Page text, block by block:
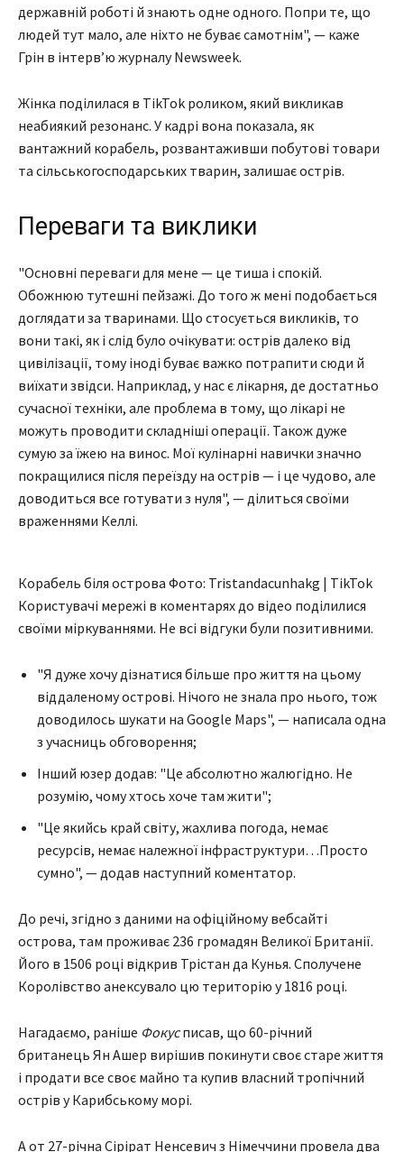
державній роботі й знають одне одного. Попри те, що
людей тут мало, але ніхто не буває самотнім", — каже
Грін в інтерв’ю журналу Newsweek.
Жінка поділилася в TikTok роликом, який викликав
неабиякий резонанс. У кадрі вона показала, як
вантажний корабель, розвантаживши побутові товари
та сільськогосподарських тварин, залишає острів.
Переваги та виклики
"Основні переваги для мене — це тиша і спокій.
Обожнюю тутешні пейзажі. До того ж мені подобається
доглядати за тваринами. Що стосується викликів, то
вони такі, як і слід було очікувати: острів далеко від
цивілізації, тому іноді буває важко потрапити сюди й
виїхати звідси. Наприклад, у нас є лікарня, де достатньо
сучасної техніки, але проблема в тому, що лікарі не
можуть проводити складніші операції. Також дуже
сумую за їжею на винос. Мої кулінарні навички значно
покращилися після переїзду на острів — і це чудово, але
доводиться все готувати з нуля", — ділиться своїми
враженнями Келлі.
Корабель біля острова Фото: Tristandacunhakg | TikTok
Користувачі мережі в коментарях до відео поділилися
своїми міркуваннями. Не всі відгуки були позитивними.
"Я дуже хочу дізнатися більше про життя на цьому
віддаленому острові. Нічого не знала про нього, тож
доводилось шукати на Google Maps", — написала одна
з учасниць обговорення;
Інший юзер додав: "Це абсолютно жалюгідно. Не
розумію, чому хтось хоче там жити";
"Це якийсь край світу, жахлива погода, немає
ресурсів, немає належної інфраструктури…Просто
сумно", — додав наступний коментатор.
До речі, згідно з даними на офіційному вебсайті
острова, там проживає 236 громадян Великої Британії.
Його в 1506 році відкрив Трістан да Кунья. Сполучене
Королівство анексувало цю територію у 1816 році.
Нагадаємо, раніше Фокусписав, що 60-річний
британець Ян Ашер вирішив покинути своє старе життя
і продати все своє майно та купив власний тропічний
острів у Карибському морі.
А от 27-річна Сірірат Ненсевич з Німеччини провела два